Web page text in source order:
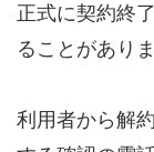
正式に契約終
ることがありま
利用者から解